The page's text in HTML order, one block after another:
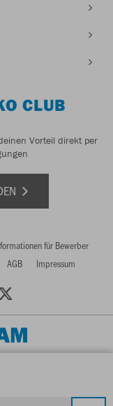
CLUB
Vorteil direkt per
für Bewerber
AGB Impressum